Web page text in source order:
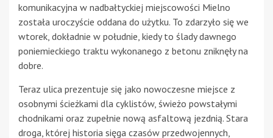
komunikacyjna w nadbałtyckiej miejscowości Mielno
została uroczyście oddana do użytku. To zdarzyło się we
wtorek, dokładnie w południe, kiedy to ślady dawnego
poniemieckiego traktu wykonanego z betonu zniknęły na
dobre.
Teraz ulica prezentuje się jako nowoczesne miejsce z
osobnymi ścieżkami dla cyklistów, świeżo powstałymi
chodnikami oraz zupełnie nową asfaltową jezdnią. Stara
droga, której historia sięga czasów przedwojennych,